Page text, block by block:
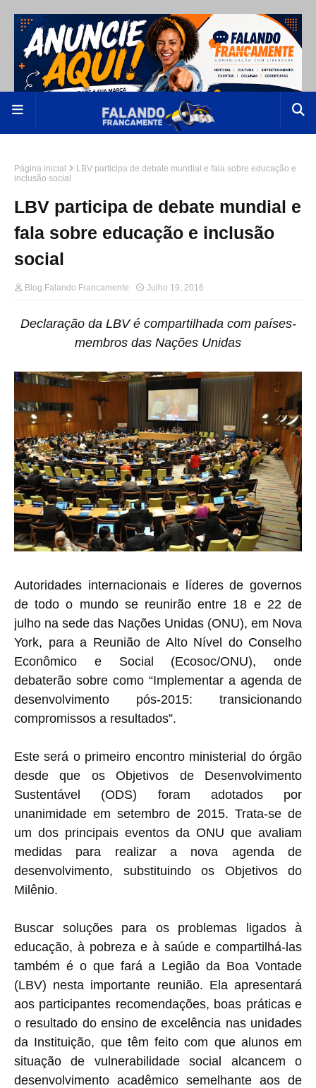
Página inicial
LBV participa de debate mundial e fala sobre educação e
inclusão social
LBV participa de debate mundial e
fala sobre educação e inclusão
social
Blog Falando Francamente Julho 19, 2016
Declaração da LBV é compartilhada com países-
membros das Nações Unidas
Autoridades internacionais e líderes de governos
de todo o mundo se reunirão entre 18 e 22 de
julho na sede das Nações Unidas (ONU), em Nova
York, para a Reunião de Alto Nível do Conselho
Econômico e Social (Ecosoc/ONU), onde
debaterão sobre como “Implementar a agenda de
desenvolvimento pós-2015: transicionando
compromissos a resultados”.
Este será o primeiro encontro ministerial do órgão
desde que os Objetivos de Desenvolvimento
Sustentável (ODS) foram adotados por
unanimidade em setembro de 2015. Trata-se de
um dos principais eventos da ONU que avaliam
medidas para realizar a nova agenda de
desenvolvimento, substituindo os Objetivos do
Milênio.
Buscar soluções para os problemas ligados à
educação, à pobreza e à saúde e compartilhá-las
também é o que fará a Legião da Boa Vontade
(LBV) nesta importante reunião. Ela apresentará
aos participantes recomendações, boas práticas e
o resultado do ensino de excelência nas unidades
da Instituição, que têm feito com que alunos em
situação de vulnerabilidade social alcancem o
desenvolvimento acadêmico semelhante aos de